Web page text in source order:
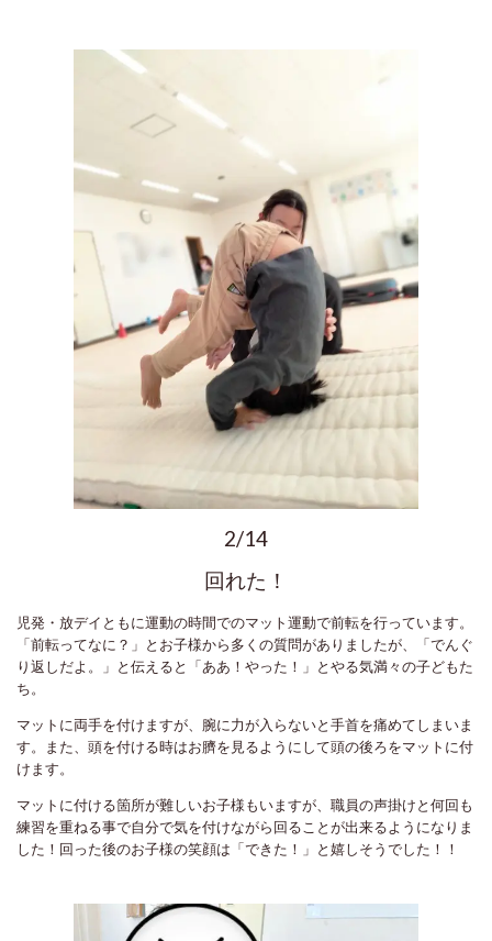
2/14
回れた！
児発・放デイともに運動の時間でのマット運動で前転を行っています。
「前転ってなに？」とお子様から多くの質問がありましたが、「でんぐ
り返しだよ。」と伝えると「ああ！やった！」とやる気満々の子どもた
ち。
マットに両手を付けますが、腕に力が入らないと手首を痛めてしまいま
す。また、頭を付ける時はお臍を見るようにして頭の後ろをマットに付
けます。
マットに付ける箇所が難しいお子様もいますが、職員の声掛けと何回も
練習を重ねる事で自分で気を付けながら回ることが出来るようになりま
した！回った後のお子様の笑顔は「できた！」と嬉しそうでした！！